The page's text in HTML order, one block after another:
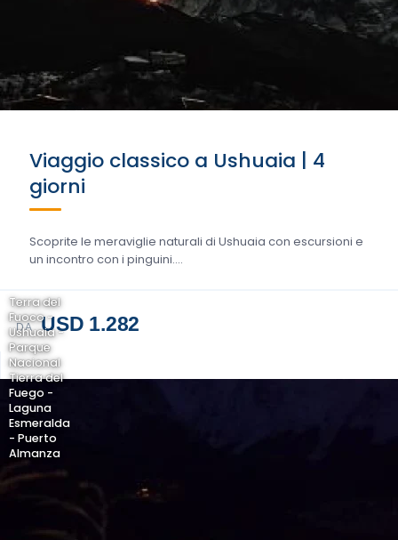
Viaggio classico a Ushuaia | 4
giorni
Scoprite le meraviglie naturali di Ushuaia con escursioni e
un incontro con i pinguini....
DA USD 1.282
Terra del
Fuoco -
Ushuaia -
Parque
Nacional
Tierra del
Fuego -
Laguna
Esmeralda
- Puerto
Almanza